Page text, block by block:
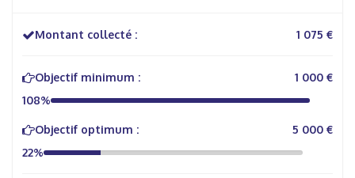
Montant collecté : 1 075 €
Objectif minimum :
1 000 €
108%
Objectif optimum :
5 000 €
22%